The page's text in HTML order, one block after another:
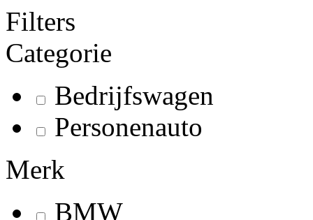
Filters
Categorie
Bedrijfswagen
Personenauto
Merk
BMW